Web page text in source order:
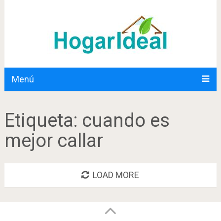
Menú
Etiqueta: cuando es
mejor callar
LOAD MORE